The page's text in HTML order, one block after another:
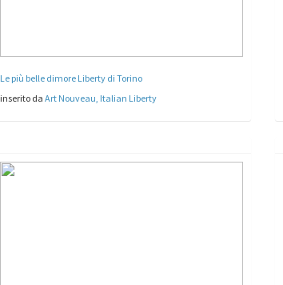
Le più belle dimore Liberty di Torino
inserito daArt Nouveau, Italian Liberty